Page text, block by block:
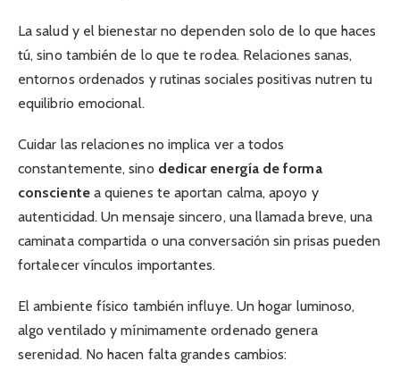
La salud y el bienestar no dependen solo de lo que haces
tú, sino también de lo que te rodea. Relaciones sanas,
entornos ordenados y rutinas sociales positivas nutren tu
equilibrio emocional.
Cuidar las relaciones no implica ver a todos
constantemente, sino dedicar energía de forma
conscientea quienes te aportan calma, apoyo y
autenticidad. Un mensaje sincero, una llamada breve, una
caminata compartida o una conversación sin prisas pueden
fortalecer vínculos importantes.
El ambiente físico también influye. Un hogar luminoso,
algo ventilado y mínimamente ordenado genera
serenidad. No hacen falta grandes cambios: